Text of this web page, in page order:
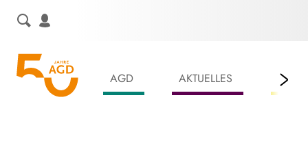
AGD AKTUELLES